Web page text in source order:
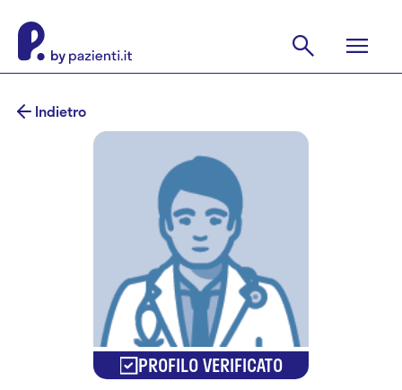
Indietro
PROFILO VERIFICATO